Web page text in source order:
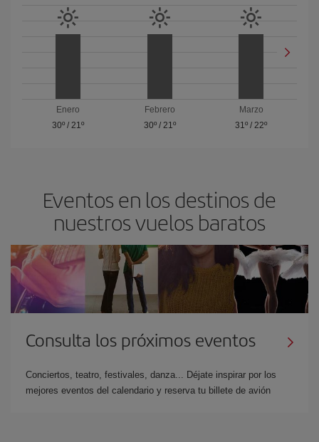
Enero
30º/ 21º
Febrero
30º/ 21º
Marzo
31º / 22º
Eventos en los destinos de
nuestros vuelos baratos
Consulta los próximos eventos
Conciertos, teatro, festivales, danza... Déjate inspirar por los
mejores eventos del calendario y reserva tu billete de avión